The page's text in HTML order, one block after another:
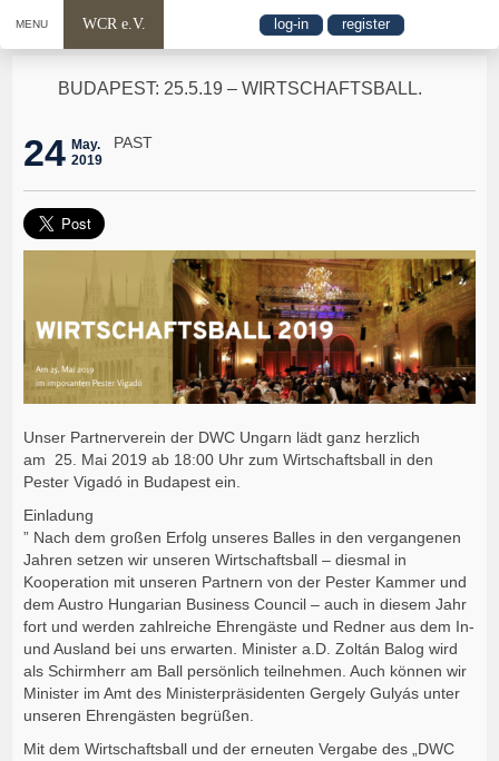
MENU WCR e.V. log-in register
BUDAPEST: 25.5.19 – WIRTSCHAFTSBALL.
24 May.
2019
PAST
Unser Partnerverein der DWC Ungarn lädt ganz herzlich
am 25. Mai 2019 ab 18:00 Uhr zum Wirtschaftsball in den
Pester Vigadó in Budapest ein.
Einladung
” Nach dem großen Erfolg unseres Balles in den vergangenen
Jahren setzen wir unseren Wirtschaftsball – diesmal in
Kooperation mit unseren Partnern von der Pester Kammer und
dem Austro Hungarian Business Council – auch in diesem Jahr
fort und werden zahlreiche Ehrengäste und Redner aus dem In-
und Ausland bei uns erwarten. Minister a.D. Zoltán Balog wird
als Schirmherr am Ball persönlich teilnehmen. Auch können wir
Minister im Amt des Ministerpräsidenten Gergely Gulyás unter
unseren Ehrengästen begrüßen.
Mit dem Wirtschaftsball und der erneuten Vergabe des „DWC